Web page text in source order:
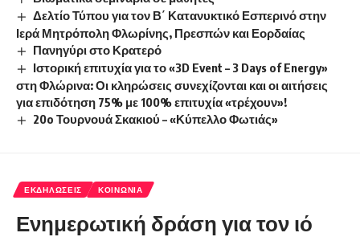
Δελτίο Τύπου για τον Β΄ Κατανυκτικό Εσπερινό στην
Ιερά Μητρόπολη Φλωρίνης, Πρεσπών και Εορδαίας
Πανηγύρι στο Κρατερό
Ιστορική επιτυχία για το «3D Event – 3 Days of Energy»
στη Φλώρινα: Οι κληρώσεις συνεχίζονται και οι αιτήσεις
για επιδότηση 75% με 100% επιτυχία «τρέχουν»!
20o Τουρνουά Σκακιού – «Κύπελλο Φωτιάς»
ΕΚΔΗΛΏΣΕΙΣ ΚΟΙΝΩΝΊΑ
Ενημερωτική δράση για τον ιό